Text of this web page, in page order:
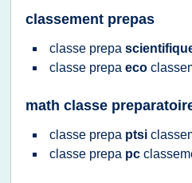
classement prepas
classe prepa
classe prepa eco
math classe
classe prepa ptsi
classe prepa pc